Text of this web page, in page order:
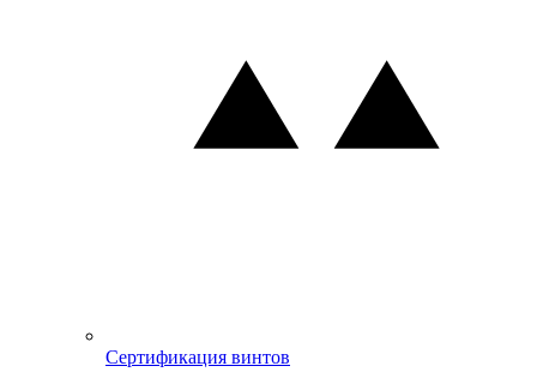
Сертификация винтов